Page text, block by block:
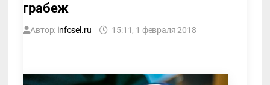
грабеж
Автор: infosel.ru 15:11, 1 февраля 2018